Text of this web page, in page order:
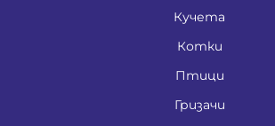
Кучета
Котки
Птици
Гризачи